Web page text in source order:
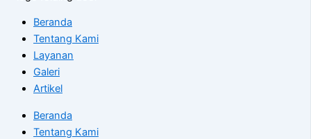
Beranda
Tentang Kami
Layanan
Galeri
Artikel
Beranda
Tentang Kami